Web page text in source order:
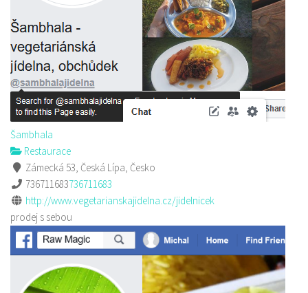
Šambhala
Restaurace
Zámecká 53, Česká Lípa, Česko
736711683736711683
http://www.vegetarianskajidelna.cz/jidelnicek
prodej s sebou